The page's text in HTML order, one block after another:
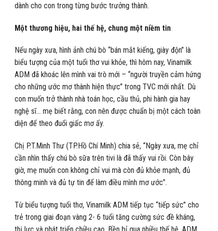
dành cho con trong từng bước trưởng thành.
Một thương hiệu, hai thế hệ, chung một niềm tin
Nếu ngày xưa, hình ảnh chú bò “bán mắt kiếng, giày độn” là
biểu tượng của một tuổi thơ vui khỏe, thì hôm nay, Vinamilk
ADM đã khoác lên mình vai trò mới – “người truyền cảm hứng
cho những ước mơ thành hiện thực” trong TVC mới nhất. Dù
con muốn trở thành nhà toán học, cầu thủ, phi hành gia hay
nghệ sĩ… mẹ biết rằng, con nên được chuẩn bị một cách toàn
diện để theo đuổi giấc mơ ấy.
Chị P.T.Minh Thư (TP.Hồ Chí Minh) chia sẻ, “Ngày xưa, mẹ chỉ
cần nhìn thấy chú bò sữa trên tivi là đã thấy vui rồi. Còn bây
giờ, mẹ muốn con không chỉ vui mà còn đủ khỏe mạnh, đủ
thông minh và đủ tự tin để làm điều mình mơ ước”.
​​Từ biểu tượng tuổi thơ, Vinamilk ADM tiếp tục “tiếp sức” cho
trẻ trong giai đoạn vàng 2- 6 tuổi tăng cường sức đề kháng,